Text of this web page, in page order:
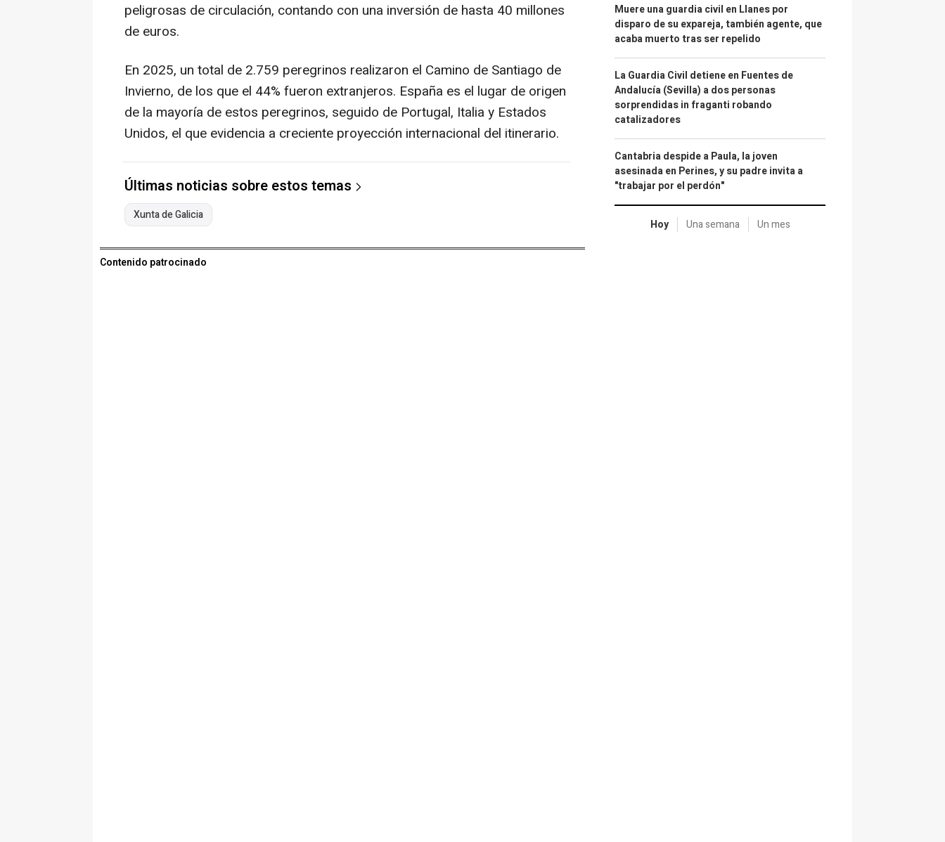
peligrosas de circulación, contando con una inversión de hasta 40 millones
de euros.
En 2025, un total de 2.759 peregrinos realizaron el Camino de Santiago de
Invierno, de los que el 44% fueron extranjeros. España es el lugar de origen
de la mayoría de estos peregrinos, seguido de Portugal, Italia y Estados
Unidos, el que evidencia a creciente proyección internacional del itinerario.
Últimas noticias sobre estos temas
Xunta de Galicia
Contenido patrocinado
Muere una guardia civil en Llanes por
disparo de su expareja, también agente, que
acaba muerto tras ser repelido
La Guardia Civil detiene en Fuentes de
Andalucía (Sevilla) a dos personas
sorprendidas in fraganti robando
catalizadores
Cantabria despide a Paula, la joven
asesinada en Perines, y su padre invita a
"trabajar por el perdón"
Hoy Una semana Un mes